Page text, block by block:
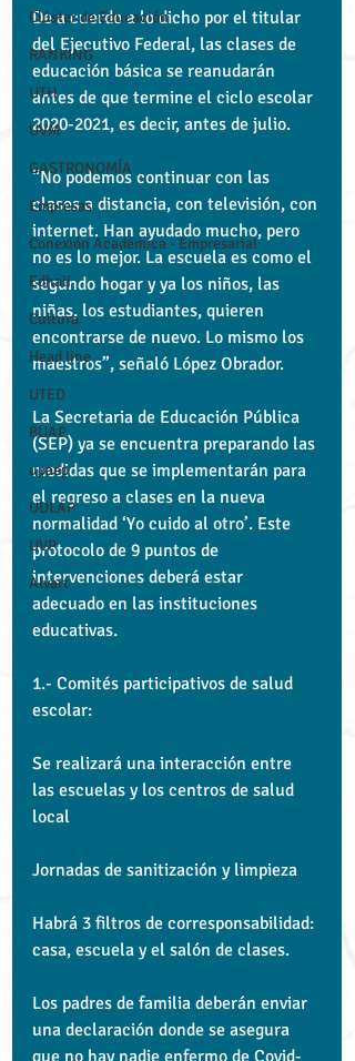
Clúster de Educación
RANKING
UTH
UVM
GASTRONOMÍA
Empresas
Conexión Académica - Empresarial
Edhalí
Cultura
Head line
UTED
BUAP
upaep
UDLAP
UVP
Alvart
De a cuerdo a lo dicho por el titular
del Ejecutivo Federal, las clases de
educación básica se reanudarán
antes de que termine el ciclo escolar
2020-2021, es decir, antes de julio.
“No podemos continuar con las
clases a distancia, con televisión, con
internet. Han ayudado mucho, pero
no es lo mejor. La escuela es como el
segundo hogar y ya los niños, las
niñas, los estudiantes, quieren
encontrarse de nuevo. Lo mismo los
maestros”, señaló López Obrador.
La Secretaria de Educación Pública
(SEP) ya se encuentra preparando las
medidas que se implementarán para
el regreso a clases en la nueva
normalidad ‘Yo cuido al otro’. Este
protocolo de 9 puntos de
intervenciones deberá estar
adecuado en las instituciones
educativas.
1.- Comités participativos de salud
escolar:
Se realizará una interacción entre
las escuelas y los centros de salud
local
Jornadas de sanitización y limpieza
Habrá 3 filtros de corresponsabilidad:
casa, escuela y el salón de clases.
Los padres de familia deberán enviar
una declaración donde se asegura
que no hay nadie enfermo de Covid-